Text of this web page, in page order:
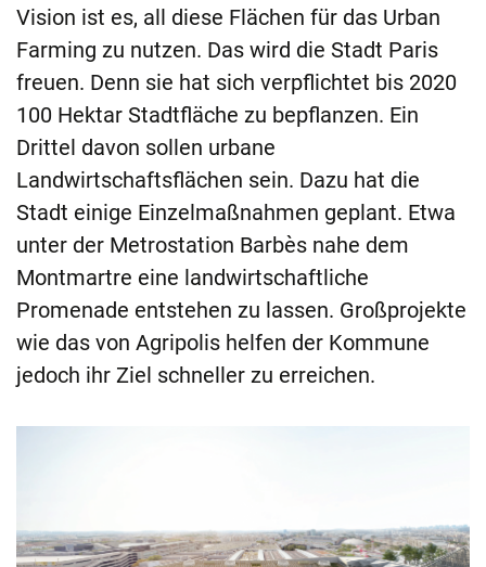
Vision ist es, all diese Flächen für das Urban
Farming zu nutzen. Das wird die Stadt Paris
freuen. Denn sie hat sich verpflichtet bis 2020
100 Hektar Stadtfläche zu bepflanzen. Ein
Drittel davon sollen urbane
Landwirtschaftsflächen sein. Dazu hat die
Stadt einige Einzelmaßnahmen geplant. Etwa
unter der Metrostation Barbès nahe dem
Montmartre eine landwirtschaftliche
Promenade entstehen zu lassen. Großprojekte
wie das von Agripolis helfen der Kommune
jedoch ihr Ziel schneller zu erreichen.